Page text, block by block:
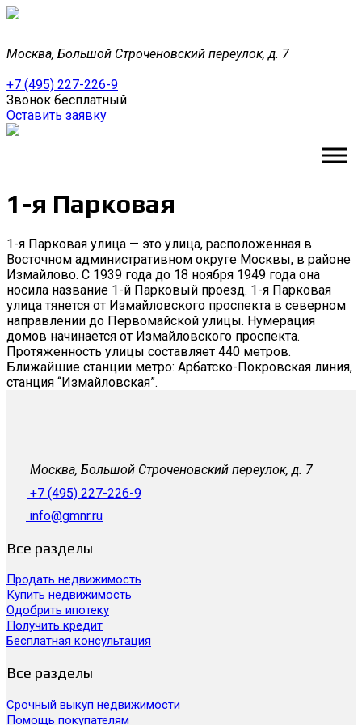
Москва, Большой Строченовский переулок, д. 7
+7 (495) 227-226-9
Звонок бесплатный
Оставить заявку
1-я Парковая
1-я Парковая улица — это улица, расположенная в
Восточном административном округе Москвы, в районе
Измайлово. С 1939 года до 18 ноября 1949 года она
носила название 1-й Парковый проезд. 1-я Парковая
улица тянется от Измайловского проспекта в северном
направлении до Первомайской улицы. Нумерация
домов начинается от Измайловского проспекта.
Протяженность улицы составляет 440 метров.
Ближайшие станции метро: Арбатско-Покровская линия,
станция “Измайловская”.
Москва, Большой Строченовский переулок, д. 7
+7 (495) 227-226-9
info@gmnr.ru
Все разделы
Продать недвижимость
Купить недвижимость
Одобрить ипотеку
Получить кредит
Бесплатная консультация
Все разделы
Срочный выкуп недвижимости
Помощь покупателям